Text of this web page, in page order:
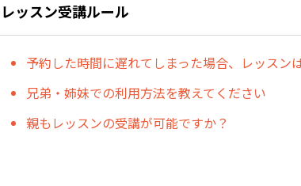
レッスン受講ルール
予約した時間に遅れてしまった場合、レッスン
兄弟・姉妹での利用方法を教えてください
親もレッスンの受講が可能ですか？